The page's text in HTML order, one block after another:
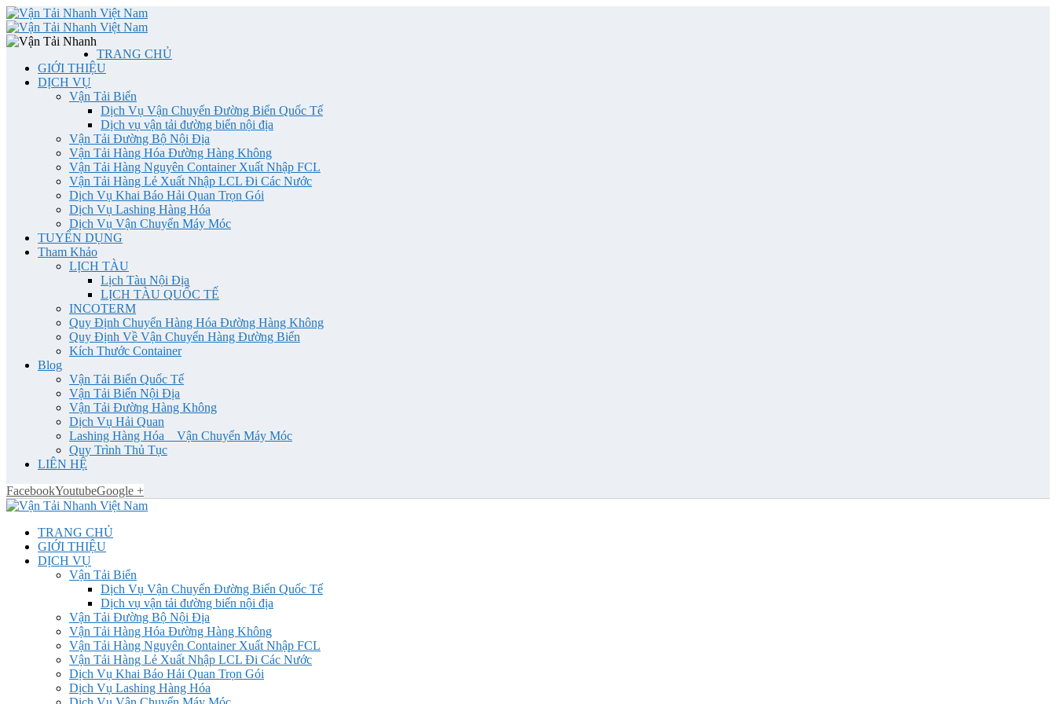
TRANG CHỦ
GIỚI THIỆU
DỊCH VỤ
Vận Tải Biển
Dịch Vụ Vận Chuyển Đường Biển Quốc Tế
Dịch vụ vận tải đường biển nội địa
Vận Tải Đường Bộ Nội Địa
Vận Tải Hàng Hóa Đường Hàng Không
Vận Tải Hàng Nguyên Container Xuất Nhập FCL
Vận Tải Hàng Lẻ Xuất Nhập LCL Đi Các Nước
Dịch Vụ Khai Báo Hải Quan Trọn Gói
Dịch Vụ Lashing Hàng Hóa
Dịch Vụ Vận Chuyển Máy Móc
TUYỂN DỤNG
Tham Khảo
LỊCH TÀU
Lịch Tàu Nội Địa
LỊCH TÀU QUỐC TẾ
INCOTERM
Quy Định Chuyển Hàng Hóa Đường Hàng Không
Quy Định Về Vận Chuyển Hàng Đường Biển
Kích Thước Container
Blog
Vận Tải Biển Quốc Tế
Vận Tải Biển Nội Địa
Vận Tải Đường Hàng Không
Dịch Vụ Hải Quan
Lashing Hàng Hóa _ Vận Chuyển Máy Móc
Quy Trình Thủ Tục
LIÊN HỆ
FacebookYoutubeGoogle +
TRANG CHỦ
GIỚI THIỆU
DỊCH VỤ
Vận Tải Biển
Dịch Vụ Vận Chuyển Đường Biển Quốc Tế
Dịch vụ vận tải đường biển nội địa
Vận Tải Đường Bộ Nội Địa
Vận Tải Hàng Hóa Đường Hàng Không
Vận Tải Hàng Nguyên Container Xuất Nhập FCL
Vận Tải Hàng Lẻ Xuất Nhập LCL Đi Các Nước
Dịch Vụ Khai Báo Hải Quan Trọn Gói
Dịch Vụ Lashing Hàng Hóa